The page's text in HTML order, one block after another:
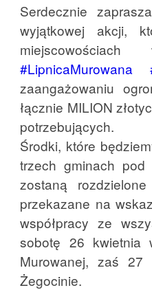
Serdecznie
wyjątkowej akcji,
#LipnicaMurowana
zaangażowaniu
łącznie MILION
potrzebujących.
Środki, które
trzech gminach
zostaną
przekazane na
współpracy ze
sobotę 26 kwietnia
Murowanej, zaś
Żegocinie.